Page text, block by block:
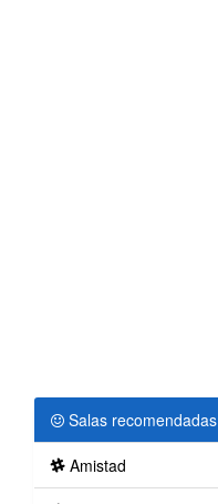
Salas recomendadas
Amistad